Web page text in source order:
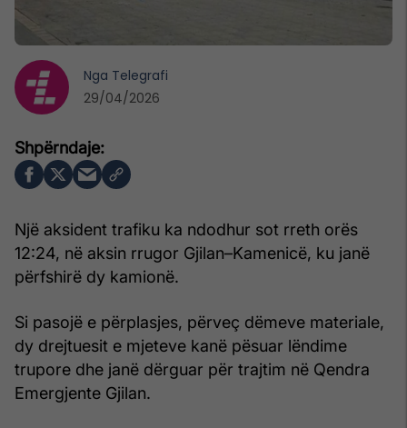
Një aksident trafiku ka ndodhur sot rreth orës
12:24, në aksin rrugor Gjilan–Kamenicë, ku janë
përfshirë dy kamionë.
Si pasojë e përplasjes, përveç dëmeve materiale,
dy drejtuesit e mjeteve kanë pësuar lëndime
trupore dhe janë dërguar për trajtim në Qendra
Emergjente Gjilan.
Nga Telegrafi
29/04/2026